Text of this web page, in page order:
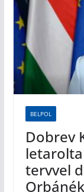
BELPOL
Dobrev
tervvel